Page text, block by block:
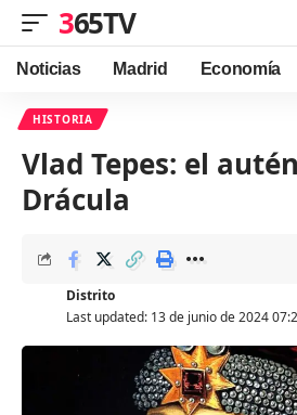
365TV
Noticias Madrid Economía
HISTORIA
Vlad Tepes: el
Drácula
Last updated: 13 de junio de 2024
Distrito